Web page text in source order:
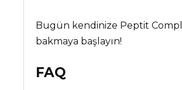
Bugün kendinize Peptit
bakmaya başlayın!
FAQ